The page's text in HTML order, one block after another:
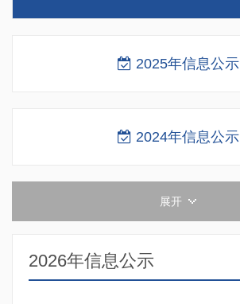
2025年信息公示
2024年信息公示
展开
2026年信息公示